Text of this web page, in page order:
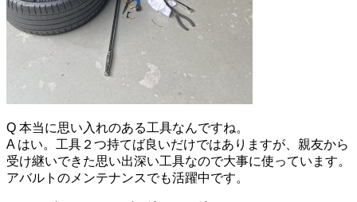
Q 本当に思い入れのある工具なんですね。
A はい。工具２つ持てば良いだけではありますが、親友から
受け継いできた思い出深い工具なので大事に使っています。
アバルトのメンテナンスでも活躍中です。